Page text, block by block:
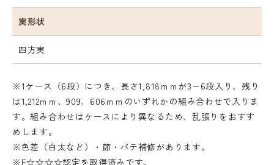
実形状
四方実
※1ケース（6段）につき、長さ1,818ｍｍが3−6段入り、残り
は1,212ｍｍ、909、606ｍｍのいずれかの組み合わせで入りま
す。組み合わせはケースにより異なるため、乱張りをおすす
めします。
※色差（白太など）・節・パテ補修があります。
※F☆☆☆☆認定を取得済みです。